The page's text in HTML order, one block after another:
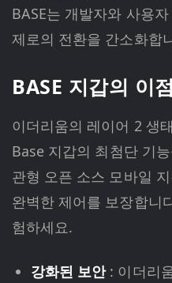
BASE는 개발자와 사용
제로의 전환을 간소화합
BASE 지갑의 이점
이더리움의 레이어 2 생
Base 지갑의 최첨단 기
관형 오픈 소스 모바일
완벽한 제어를 보장합니
험하세요.
강화된 보안 : 이더리